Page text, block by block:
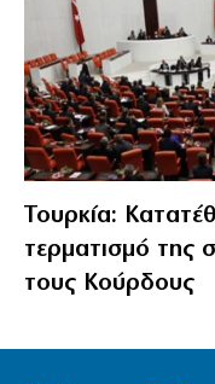
Τουρκία:
τερματισμό της
τους Κούρδους